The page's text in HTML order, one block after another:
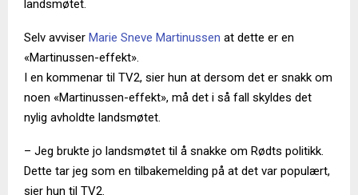
landsmøtet.
Selv avviser Marie Sneve Martinussen at dette er en
«Martinussen-effekt».
I en kommenar til TV2, sier hun at dersom det er snakk om
noen «Martinussen-effekt», må det i så fall skyldes det
nylig avholdte landsmøtet.
– Jeg brukte jo landsmøtet til å snakke om Rødts politikk.
Dette tar jeg som en tilbakemelding på at det var populært,
sier hun til TV2.